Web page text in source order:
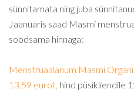
sünnitamata ning juba
Jaanuaris saad Masmi
soodsama hinnaga:
Menstruaalanum Masmi
13,59 eurot, hind püsikliendile